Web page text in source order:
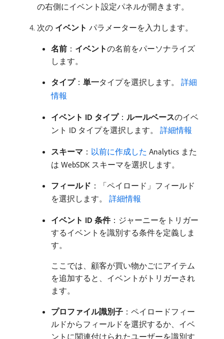
の右側にイベント設定パネルが開きます。
次の​ イベント ​パラメーターを入力します。
名前 ： イベント​の名前をパーソナライズ
します。
タイプ： 単一​タイプを選択します。 詳細
情報
イベント ID タイプ： ルールベース​のイベ
ント ID タイプを選択します。 詳細情報
スキーマ ： 以前に作成した Analytics また
は WebSDK スキーマを選択します。
フィールド ：「ペイロード」フィールド
を選択します。 詳細情報
イベント ID 条件：ジャーニーをトリガー
するイベントを識別する条件を定義しま
す。
ここでは、顧客が買い物かごにアイテム
を追加すると、イベントがトリガーされ
ます。
プロファイル識別子 ：ペイロードフィー
ルドからフィールドを選択するか、イベ
ントに関連付けられたユーザーを識別す